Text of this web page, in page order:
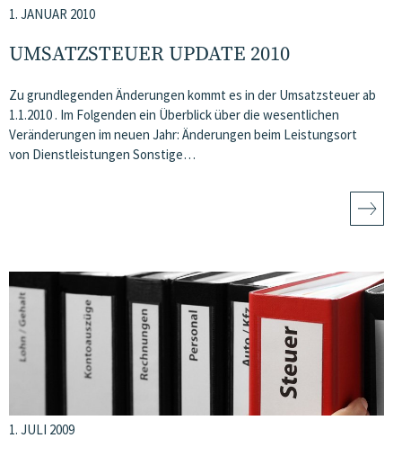
1. JANUAR 2010
UMSATZSTEUER UPDATE 2010
Zu grundlegenden Änderungen kommt es in der Umsatzsteuer ab
1.1.2010 . Im Folgenden ein Überblick über die wesentlichen
Veränderungen im neuen Jahr: Änderungen beim Leistungsort
von Dienstleistungen Sonstige…
1. JULI 2009